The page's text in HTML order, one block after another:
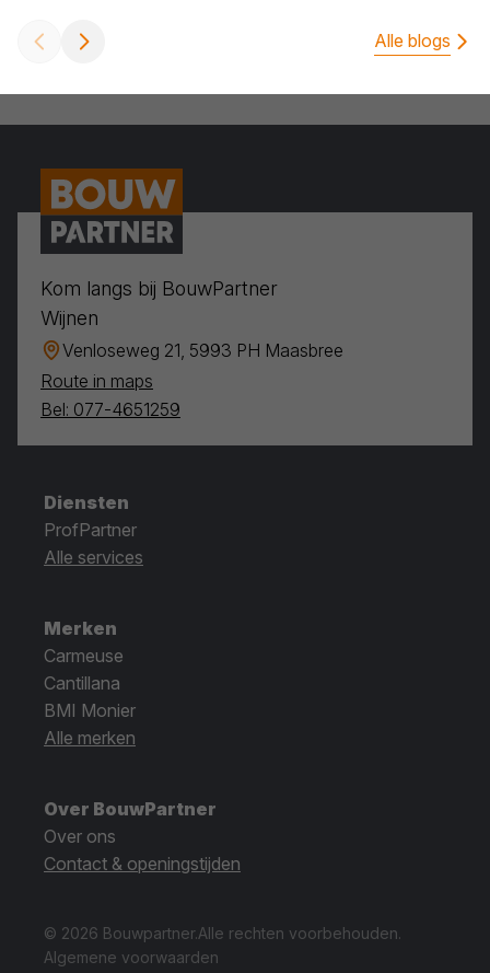
Alle blogs
Kom langs bij BouwPartner
Wijnen
Venloseweg 21, 5993 PH Maasbree
Route in maps
Bel: 077-4651259
Diensten
ProfPartner
Alle services
Merken
Carmeuse
Cantillana
BMI Monier
Alle merken
Over BouwPartner
Over ons
Contact & openingstijden
© 2026 Bouwpartner.Alle rechten voorbehouden.
Algemene voorwaarden